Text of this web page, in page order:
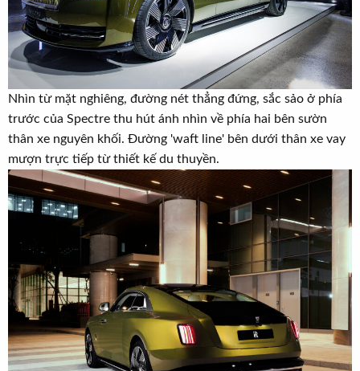
Nhìn từ mặt nghiêng, đường nét thẳng đứng, sắc sảo ở phía
trước của Spectre thu hút ánh nhìn về phía hai bên sườn
thân xe nguyên khối. Đường 'waft line' bên dưới thân xe vay
mượn trực tiếp từ thiết kế du thuyền.